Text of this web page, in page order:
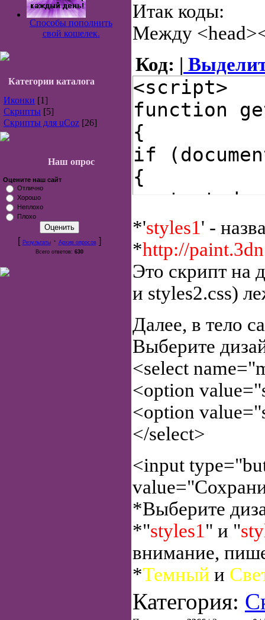
Способы пополнить
свой кошелек.
Категории каталога
Иконки [1]
Скрипты [5]
Скрипты для uCoz [26]
Наш опрос
Оцените наш сайт
Отлично
Хорошо
Неплохо
Плохо
[ Результаты· Архив опросов]
Всего ответов: 630
Итак коды:
Между
Код: |
<script>
function
{
if
{
if
{
if
return
}
}
return "";
}
function
{
var
*'styles1' -
*http://
Это скрипт на
и styles2.css)
Далее, в тело
Выберите
<select
<option
<option
</select>
<input
*Выберите
*"styles1" и "
внимание,
*Темный и
Категория: